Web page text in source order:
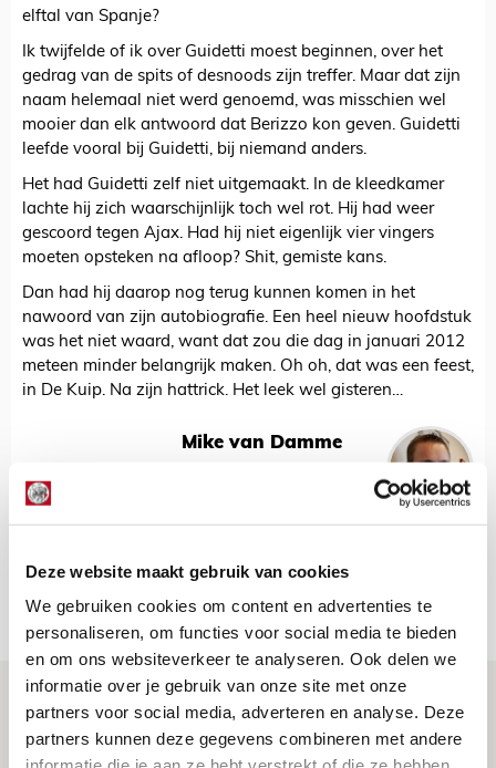
Deze website maakt gebruik van cookies
We gebruiken cookies om content en advertenties te
personaliseren, om functies voor social media te bieden
en om ons websiteverkeer te analyseren. Ook delen we
informatie over je gebruik van onze site met onze
partners voor social media, adverteren en analyse. Deze
partners kunnen deze gegevens combineren met andere
elftal van Spanje?
Ik twijfelde of ik over Guidetti moest beginnen, over het
gedrag van de spits of desnoods zijn treffer. Maar dat zijn
naam helemaal niet werd genoemd, was misschien wel
mooier dan elk antwoord dat Berizzo kon geven. Guidetti
leefde vooral bij Guidetti, bij niemand anders.
Het had Guidetti zelf niet uitgemaakt. In de kleedkamer
lachte hij zich waarschijnlijk toch wel rot. Hij had weer
gescoord tegen Ajax. Had hij niet eigenlijk vier vingers
moeten opsteken na afloop? Shit, gemiste kans.
Dan had hij daarop nog terug kunnen komen in het
nawoord van zijn autobiografie. Een heel nieuw hoofdstuk
was het niet waard, want dat zou die dag in januari 2012
meteen minder belangrijk maken. Oh oh, dat was een feest,
in De Kuip. Na zijn hattrick. Het leek wel gisteren…
Mike van Damme
Net binnen //
Word ballenjongen of -meid bij Jong
Ajax - Helmond Sport!
06 AUGUSTUS 2026 - 13:13